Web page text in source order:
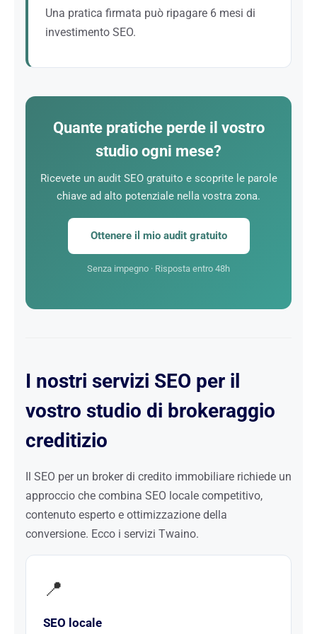
Una pratica firmata può ripagare 6 mesi di
investimento SEO.
L’alto valore per cliente rende il SEO particolarmente
Quante pratiche perde il vostro
studio ogni mese?
Ricevete un audit SEO gratuito e scoprite le parole
chiave ad alto potenziale nella vostra zona.
Ottenere il mio audit gratuito
Senza impegno · Risposta entro 48h
I nostri servizi SEO per il
vostro studio di brokeraggio
creditizio
Il SEO per un broker di credito immobiliare richiede un
approccio che combina SEO locale competitivo,
contenuto esperto e ottimizzazione della
conversione. Ecco i servizi Twaino.
📍
SEO locale